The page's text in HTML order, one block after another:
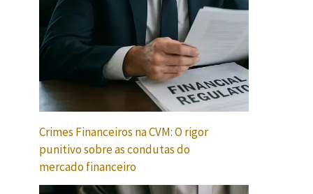
Crimes Financeiros na CVM: O rigor
punitivo sobre as condutas do
mercado financeiro